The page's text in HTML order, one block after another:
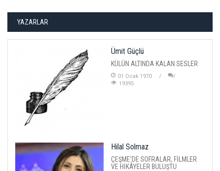
YAZARLAR
Ümit Güçlü
KÜLÜN ALTINDA KALAN SESLER
01 Ocak 1970
19395
Hilal Solmaz
ÇEŞME'DE SOFRALAR, FİLMLER
VE HİKÂYELER BULUŞTU